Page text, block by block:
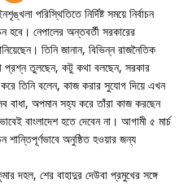
পরিস্থিতিতে নির্দিষ্ট সময়ে নির্বাচন
হবে। নেপালের অন্তবর্তী সরকারের
তিনি জানান, বিভিন্ন রাজনৈতিক
প্রশ্ন তুলছেন, কটু কথা বলছেন, সরকার
তিনি বলেন, কাজ করার সুযোগ দিয়ে এখন
বাধা, অপমান সহ্য করে তাঁরা কাজ করছেন
বাংলাদেশ হতে দেবেন না। আগামী ৫ মার্চ
শান্তিপূর্ণভাবে অনুষ্ঠিত হওয়ার জন্য
দহল, শের বাহাদুর দেউবা প্রমুখের সঙ্গে